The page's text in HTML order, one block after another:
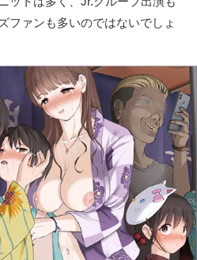
ファンも多いのではないでしょ